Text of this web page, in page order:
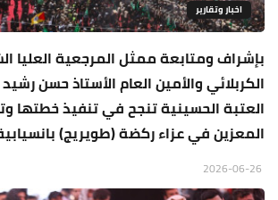
اخبار وتقارير
بإشراف ومتابعة ممثل المرجعية العليا
الكربلائي والأمين العام الأستاذ حسن
العتبة الحسينية تنجح في تنفيذ خطتها
المعزين في عزاء ركضة (طويريج)